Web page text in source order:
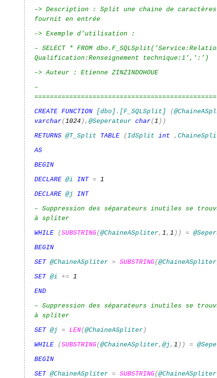
–> Description : Split une chaine de
fournit en entrée
–> Exemple d'utilisation :
– SELECT * FROM
Qualification:Renseignement technique:1',':’)
–> Auteur : Etienne ZINZINDOHOUE
–
CREATE FUNCTION [dbo] . [F_SQLSplit] (
varchar(1024 ), @Seperateur char(1 ))
RETURNS @T_Split TABLE (IdSplit int ,
AS
BEGIN
DECLARE @i INT = 1
DECLARE @j
INT
– Suppression des séparateurs inutiles se
à spliter
WHILE
(SUBSTRING(@ChaineASpliter, 1, 1 )) =
BEGIN
SET @ChaineASpliter = SUBSTRING(@ChaineASpliter
SET @i += 1
END
– Suppression des séparateurs inutiles se
à spliter
SET @j = LEN(@ChaineASpliter )
WHILE
(SUBSTRING(@ChaineASpliter, @j , 1 )) =
BEGIN
SET @ChaineASpliter = SUBSTRING(@ChaineASpliter